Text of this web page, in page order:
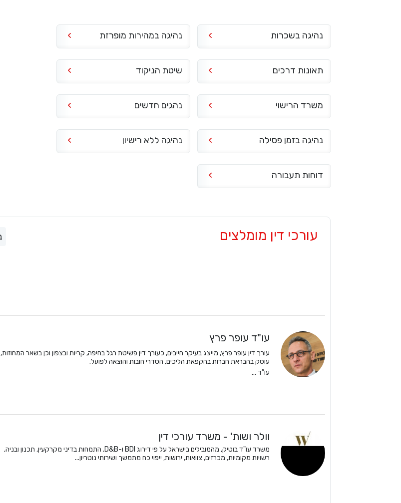
נהיגה בשכרות נהיגה במהירות מופרזת
תאונות דרכים שיטת הניקוד
משרד הרישוי נהגים חדשים
נהיגה בזמן פסילה נהיגה ללא רישיון
דוחות תעבורה
עורכי דין מומלצים
עו"ד עופר פרץ
עורך דין עופר פרץ, מייצג בעיקר חייבים, כעורך דין פשיטת רגל בחיפה, קריות ובצפון וכן בשאר המחוזות,
עוסק בהבראת חברות בהקפאת הליכים, הסדרי חובות והוצאה לפועל.
עו”ד ...
וולר ושות' - משרד עורכי דין
משרד עו"ד בוטיק, מהמובילים בישראל על פי דירוג BDI ו-D&B. התמחות בדיני מקרקעין, תכנון ובניה,
רשויות מקומיות, מכרזים, צוואות, ירושות, ייפוי כח מתמשך ושירותי נוטריון...